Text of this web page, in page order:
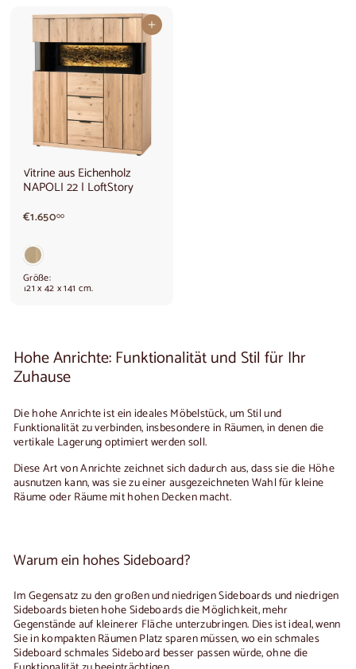
0
0 In den Warenkorb legen
Vitrine aus Eichenholz
NAPOLI 22 | LoftStory
€1.65000€
0
Größe:
121 x 42 x 141 cm.
Hohe Anrichte: Funktionalität und Stil für Ihr
Zuhause
Diehohe Anrichteist ein ideales Möbelstück, um Stil und
Funktionalität zu verbinden, insbesondere in Räumen, in denen die
vertikale Lagerung optimiert werden soll.
Diese Art von Anrichte zeichnet sich dadurch aus, dass sie die Höhe
ausnutzen kann, was sie zu einer ausgezeichneten Wahl für kleine
Räume oder Räume mit hohen Decken macht.
Warum ein hohes Sideboard?
Im Gegensatz zu dengroßen und niedrigen Sideboardsund niedrigen
Sideboards bieten hohe Sideboards die Möglichkeit, mehr
Gegenstände auf kleinerer Fläche unterzubringen. Dies ist ideal, wenn
Sie in kompakten Räumen Platz sparen müssen, wo ein schmales
Sideboardschmales Sideboard besser passen würde, ohne die